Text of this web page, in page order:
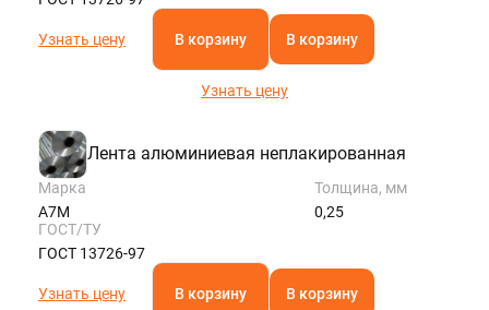
Узнать цену В корзину В корзину
Узнать цену
Лента алюминиевая неплакированная
Марка
А7М
Толщина, мм
0,25
ГОСТ/ТУ
ГОСТ 13726-97
Узнать цену В корзину В корзину